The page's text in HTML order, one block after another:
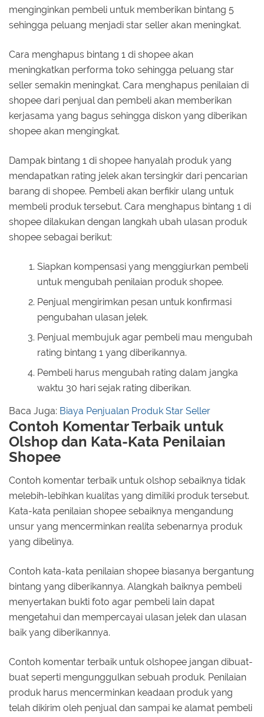
menginginkan pembeli untuk memberikan bintang 5
sehingga peluang menjadi star seller akan meningkat.
Cara menghapus bintang 1 di shopee akan
meningkatkan performa toko sehingga peluang star
seller semakin meningkat. Cara menghapus penilaian di
shopee dari penjual dan pembeli akan memberikan
kerjasama yang bagus sehingga diskon yang diberikan
shopee akan mengingkat.
Dampak bintang 1 di shopee hanyalah produk yang
mendapatkan rating jelek akan tersingkir dari pencarian
barang di shopee. Pembeli akan berfikir ulang untuk
membeli produk tersebut. Cara menghapus bintang 1 di
shopee dilakukan dengan langkah ubah ulasan produk
shopee sebagai berikut:
Siapkan kompensasi yang menggiurkan pembeli
untuk mengubah penilaian produk shopee.
Penjual mengirimkan pesan untuk konfirmasi
pengubahan ulasan jelek.
Penjual membujuk agar pembeli mau mengubah
rating bintang 1 yang diberikannya.
Pembeli harus mengubah rating dalam jangka
waktu 30 hari sejak rating diberikan.
Baca Juga: Biaya Penjualan Produk Star Seller
Contoh Komentar Terbaik untuk
Olshop dan Kata-Kata Penilaian
Shopee
Contoh komentar terbaik untuk olshop sebaiknya tidak
melebih-lebihkan kualitas yang dimiliki produk tersebut.
Kata-kata penilaian shopee sebaiknya mengandung
unsur yang mencerminkan realita sebenarnya produk
yang dibelinya.
Contoh kata-kata penilaian shopee biasanya bergantung
bintang yang diberikannya. Alangkah baiknya pembeli
menyertakan bukti foto agar pembeli lain dapat
mengetahui dan mempercayai ulasan jelek dan ulasan
baik yang diberikannya.
Contoh komentar terbaik untuk olshopee jangan dibuat-
buat seperti mengunggulkan sebuah produk. Penilaian
produk harus mencerminkan keadaan produk yang
telah dikirim oleh penjual dan sampai ke alamat pembeli